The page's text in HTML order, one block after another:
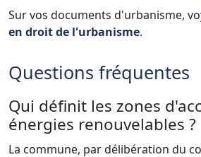
Sur vos documents d'urbanisme,
en droit de l'urbanisme.
Questions fréquentes
Qui définit les zones
énergies renouvelables ?
La commune, par délibération du